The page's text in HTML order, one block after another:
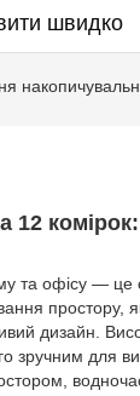
швидко
12
та офісу — це
простору,
дизайн.
зручним для